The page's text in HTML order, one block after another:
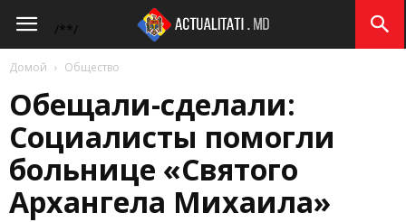
/**/
Actualitati.md
Домой Общество
Обещали-сделали:
Социалисты помогли
больнице «Святого
Архангела Михаила»